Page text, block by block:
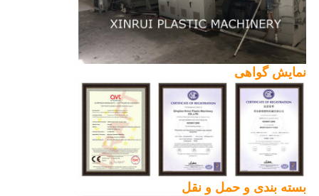
نمایش گواهی
بسته بندی و حمل و نقل